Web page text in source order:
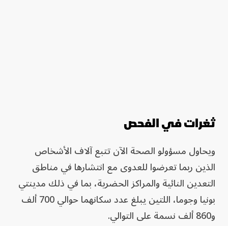
ثغرات في الفحص
ويحاول مسؤولو الصحة الآن تتبع آلاف الأشخاص
الذين ربما تعرضوا للعدوى مع انتشارها في مناطق
التعدين النائية والمراكز الحضرية، بما في ذلك مدينتي
بونيا وجوما، اللتين يبلغ عدد سكانهما حوالي 700 ألف
و860 ألف نسمة على التوالي.